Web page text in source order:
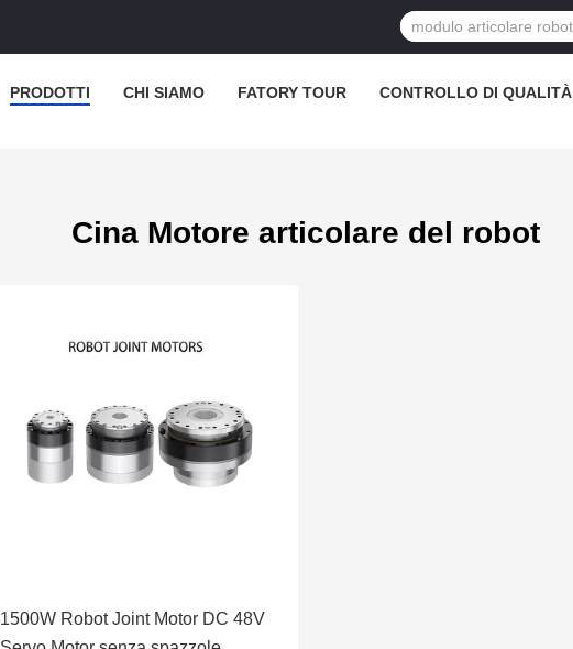
PRODOTTI CHI SIAMO FATORY TOUR CONTROLLO DI QUALITÀ
Cina Motore articolare del robot
1500W Robot Joint Motor DC 48V